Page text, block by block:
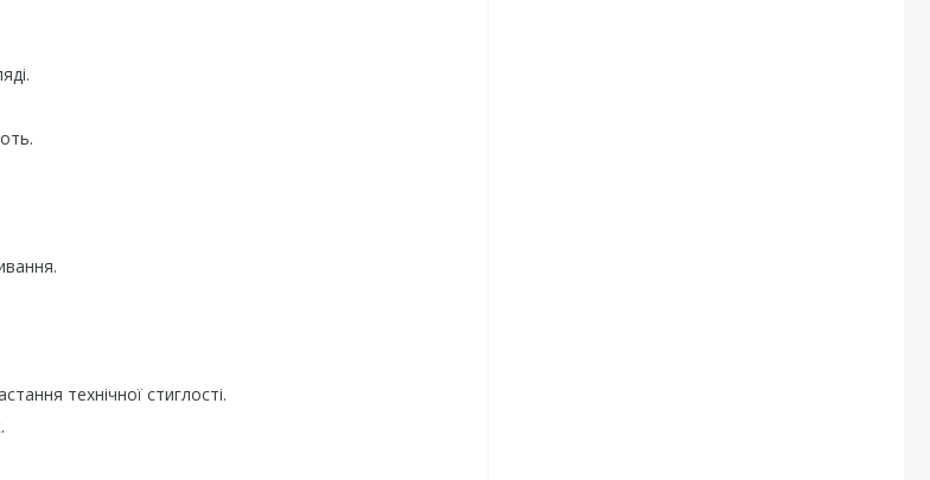
технічної стиглості.